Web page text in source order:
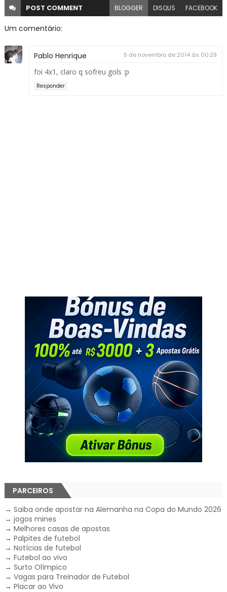
POST COMMENT BLOGGER DISQUS FACEBOOK
Um comentário:
Pablo Henrique 5 de novembro de 2014 às 00:29
foi 4x1, claro q sofreu gols :p
Responder
PARCEIROS
→ Saiba onde apostar na Alemanha na Copa do Mundo 2026
→ jogos mines
→ Melhores casas de apostas
→ Palpites de futebol
→ Notícias de futebol
→ Futebol ao vivo
→ Surto Olímpico
→ Vagas para Treinador de Futebol
→ Placar ao Vivo